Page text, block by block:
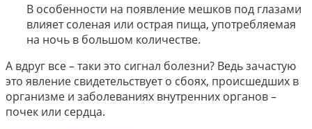
В особенности на появление мешков под глазами
влияет соленая или острая пища, употребляемая
на ночь в большом количестве.
А вдруг все – таки это сигнал болезни? Ведь зачастую
это явление свидетельствует о сбоях, происшедших в
организме и заболеваниях внутренних органов –
почек или сердца.